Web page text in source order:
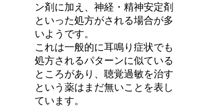
ン剤に加え、神経・精神安定剤
といった処方がされる場合が多
いようです。
これは一般的に耳鳴り症状でも
処方されるパターンに似ている
ところがあり、聴覚過敏を治す
という薬はまだ無いことを表し
ています。